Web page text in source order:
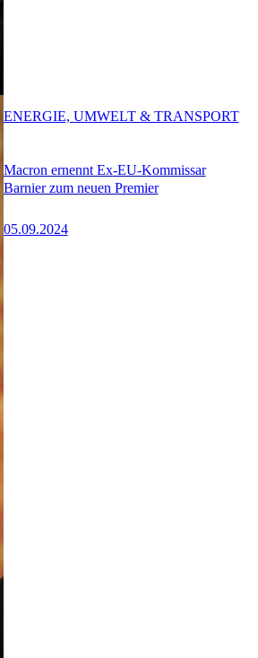
Macron ernennt Ex-EU-Kommissar
Barnier zum neuen Premier
05.09.2024
ENERGIE, UMWELT & TRANSPORT